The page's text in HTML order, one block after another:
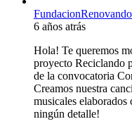
FundacionRenovando
6 años atrás
Hola! Te queremos
proyecto Reciclando
de la convocatoria
Creamos nuestra
musicales
ningún detalle!